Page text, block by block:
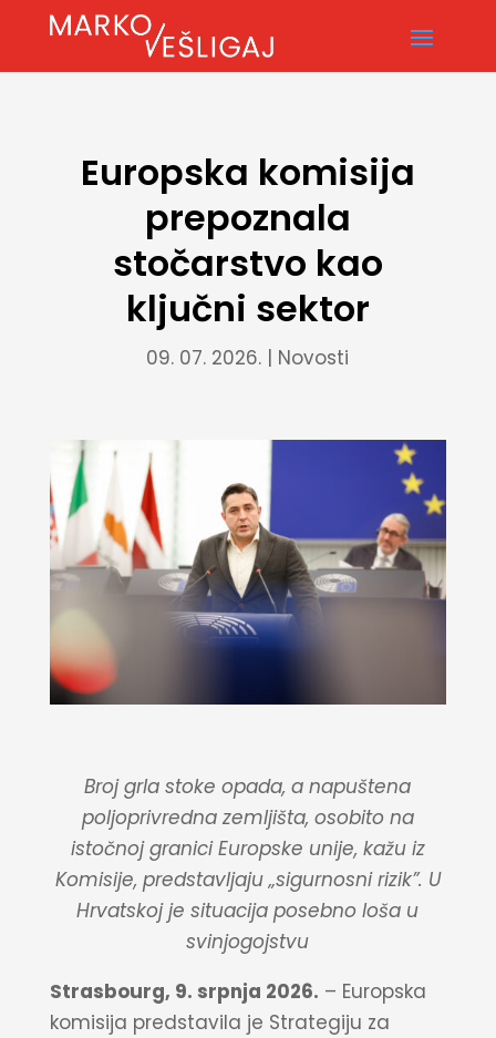
Europska komisija
prepoznala
stočarstvo kao
ključni sektor
09. 07. 2026. | Novosti
Broj grla stoke opada, a napuštena
poljoprivredna zemljišta, osobito na
istočnoj granici Europske unije, kažu iz
Komisije, predstavljaju „sigurnosni rizik”. U
Hrvatskoj je situacija posebno loša u
svinjogojstvu
Strasbourg, 9. srpnja 2026. – Europska
komisija predstavila je Strategiju za